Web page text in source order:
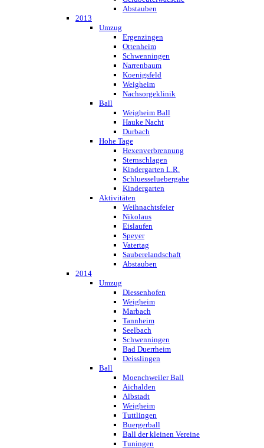
Abstauben
2013
Umzug
Ergenzingen
Ottenheim
Schwenningen
Narrenbaum
Koenigsfeld
Weigheim
Nachsorgeklinik
Ball
Weigheim Ball
Hauke Nacht
Durbach
Hohe Tage
Hexenverbrennung
Sternschlagen
Kindergarten L.R.
Schluesseluebergabe
Kindergarten
Aktivitäten
Weihnachtsfeier
Nikolaus
Eislaufen
Speyer
Vatertag
Sauberelandschaft
Abstauben
2014
Umzug
Diessenhofen
Weigheim
Marbach
Tannheim
Seelbach
Schwenningen
Bad Duerrheim
Deisslingen
Ball
Moenchweiler Ball
Aichalden
Albstadt
Weigheim
Tuttlingen
Buergerball
Ball der kleinen Vereine
Tuningen